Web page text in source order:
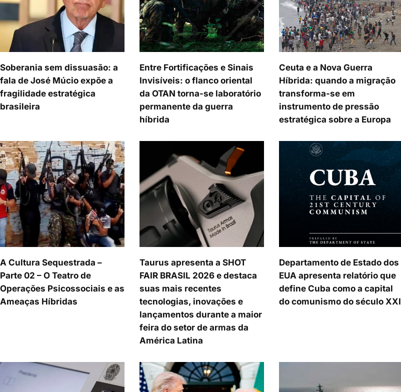
Soberania sem dissuasão: a
fala de José Múcio expõe a
fragilidade estratégica
brasileira
Entre Fortificações e Sinais
Invisíveis: o flanco oriental
da OTAN torna-se laboratório
permanente da guerra
híbrida
Ceuta e a Nova Guerra
Híbrida: quando a migração
transforma-se em
instrumento de pressão
estratégica sobre a Europa
A Cultura Sequestrada –
Parte 02 – O Teatro de
Operações Psicossociais e as
Ameaças Híbridas
Taurus apresenta a SHOT
FAIR BRASIL 2026 e destaca
suas mais recentes
tecnologias, inovações e
lançamentos durante a maior
feira do setor de armas da
América Latina
Departamento de Estado dos
EUA apresenta relatório que
define Cuba como a capital
do comunismo do século XXI